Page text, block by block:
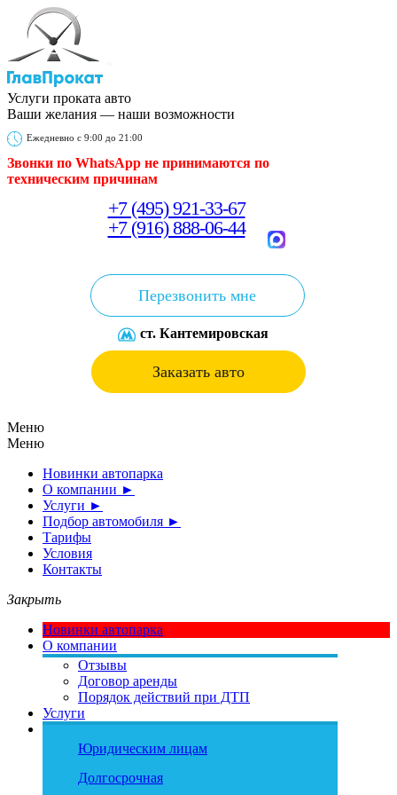
Услуги проката авто
Ваши желания — наши возможности
Ежедневно с 9:00 до 21:00
Звонки по WhatsApp не принимаются по
техническим причинам
+7 (495) 921-33-67
+7 (916) 888-06-44
Перезвонить мне
ст. Кантемировская
Заказать авто
Меню
Меню
Новинки автопарка
О компании ►
Услуги ►
Подбор автомобиля ►
Тарифы
Условия
Контакты
Закрыть
Новинки автопарка
О компании
Отзывы
Договор аренды
Порядок действий при ДТП
Услуги
Юридическим лицам
Долгосрочная
Эконом
Средний
Бизнес